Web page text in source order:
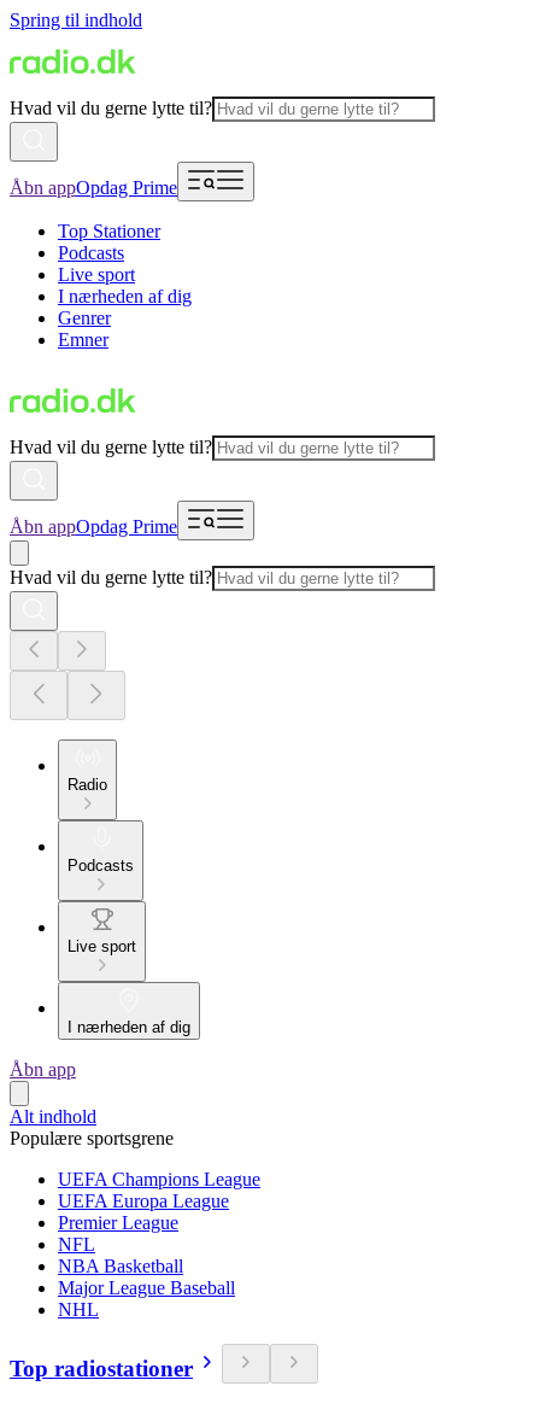
Spring til indhold
Hvad vil du gerne lytte til?
Åbn appOpdag Prime
Top Stationer
Podcasts
Live sport
I nærheden af dig
Genrer
Emner
Hvad vil du gerne lytte til?
Åbn appOpdag Prime
Hvad vil du gerne lytte til?
Radio
Podcasts
Live sport
I nærheden af dig
Åbn app
Alt indhold
Populære sportsgrene
UEFA Champions League
UEFA Europa League
Premier League
NFL
NBA Basketball
Major League Baseball
NHL
Top radiostationer